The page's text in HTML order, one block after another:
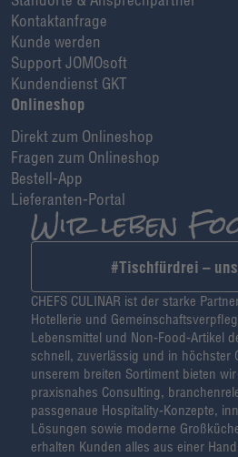
Kontaktanfrage
Kunde werden
Support JOMOsoft
Kundendienst GKT
Onlineshop
Direkt zum Onlineshop
Fragen zum Onlineshop
Bestell-App
Lieferanten-Portal
#Tischfürdrei –
CHEFS CULINAR ist der starke
Hotellerie und
Lebensmittel und Non-Food-Artikel
schnell, zuverlässig und in höchster
unserem breiten Sortiment bieten
praxisnahes Consulting,
passgenaue Hospitality-Konzepte,
Lösungen sowie moderne
erhalten Kunden alles aus einer